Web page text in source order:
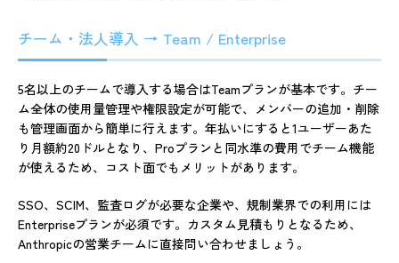
チーム・法人導入 → Team / Enterprise
5名以上のチームで導入する場合はTeamプランが基本です。チー
ム全体の使用量管理や権限設定が可能で、メンバーの追加・削除
も管理画面から簡単に行えます。年払いにすると1ユーザーあた
り月額約20ドルとなり、Proプランと同水準の費用でチーム機能
が使えるため、コスト面でもメリットがあります。
SSO、SCIM、監査ログが必要な企業や、規制業界での利用には
Enterpriseプランが必須です。カスタム見積もりとなるため、
Anthropicの営業チームに直接問い合わせましょう。